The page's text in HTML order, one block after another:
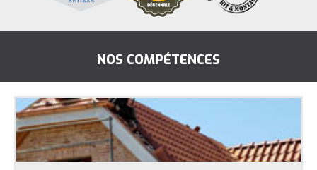
NOS COMPÉTENCES